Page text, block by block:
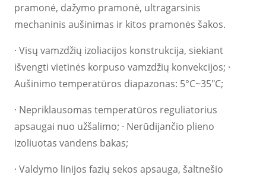
pramonė, dažymo pramonė, ultragarsinis
mechaninis aušinimas ir kitos pramonės šakos.
· Visų vamzdžių izoliacijos konstrukcija, siekiant
išvengti vietinės korpuso vamzdžių konvekcijos; ·
Aušinimo temperatūros diapazonas: 5°C~35"C;
· Nepriklausomas temperatūros reguliatorius
apsaugai nuo užšalimo; · Nerūdijančio plieno
izoliuotas vandens bakas;
· Valdymo linijos fazių sekos apsauga, šaltnešio